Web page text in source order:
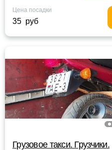
Цена посадки
35 руб
Грузовое такси. Грузчики.